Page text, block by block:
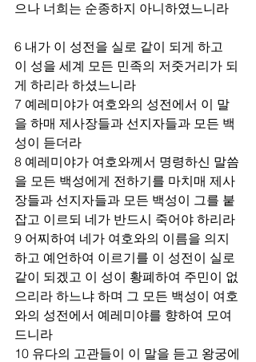
으나 너희는 순종하지 아니하였느니라
6 내가 이 성전을 실로 같이 되게 하고
이 성을 세계 모든 민족의 저줏거리가 되
게 하리라 하셨느니라
7 예레미야가 여호와의 성전에서 이 말
을 하매 제사장들과 선지자들과 모든 백
성이 듣더라
8 예레미야가 여호와께서 명령하신 말씀
을 모든 백성에게 전하기를 마치매 제사
장들과 선지자들과 모든 백성이 그를 붙
잡고 이르되 네가 반드시 죽어야 하리라
9 어찌하여 네가 여호와의 이름을 의지
하고 예언하여 이르기를 이 성전이 실로
같이 되겠고 이 성이 황폐하여 주민이 없
으리라 하느냐 하며 그 모든 백성이 여호
와의 성전에서 예레미야를 향하여 모여
드니라
10 유다의 고관들이 이 말을 듣고 왕궁에